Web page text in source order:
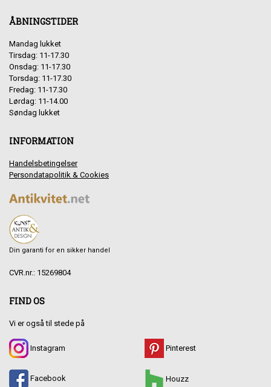
ÅBNINGSTIDER
Mandag lukket
Tirsdag: 11-17.30
Onsdag: 11-17.30
Torsdag: 11-17.30
Fredag: 11-17.30
Lørdag: 11-14.00
Søndag lukket
INFORMATION
Handelsbetingelser
Persondatapolitik & Cookies
Din garanti for en sikker handel
CVR.nr.: 15269804
FIND OS
Vi er også til stede på
Instagram
Facebook
Pinterest
Houzz